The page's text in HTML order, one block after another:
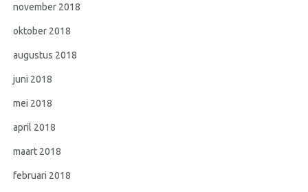
november 2018
oktober 2018
augustus 2018
juni 2018
mei 2018
april 2018
maart 2018
februari 2018